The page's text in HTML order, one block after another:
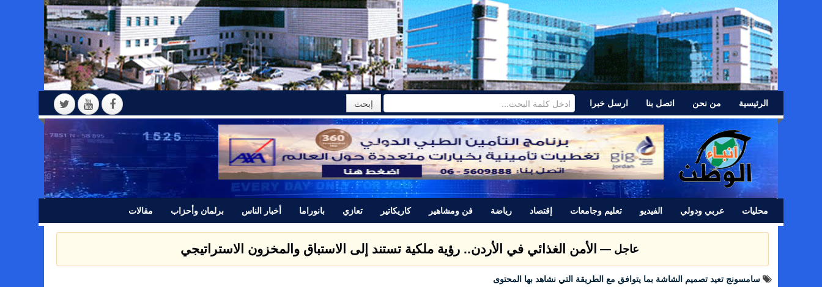
الرئيسية من نحن اتصل بنا ارسل خبرا
محليات عربي ودولي الفيديو تعليم وجامعات إقتصاد رياضة فن ومشاهير كاريكاتير تعازي بانوراما أخبار الناس برلمان وأحزاب مقالات
عاجل —عشائر اللد تتبرأ من المجرم ياسر اللحام الذي قتل نور برغل وتصدر بيانا للرأي العام
سامسونج تعيد تصميم الشاشة بما يتوافق مع الطريقة التي نشاهد بها المحتوى